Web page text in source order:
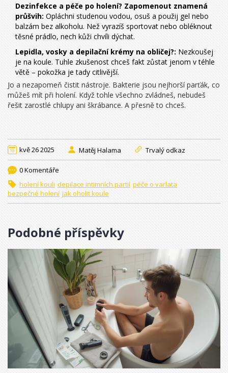
Dezinfekce a péče po holení? Zapomenout znamená
průšvih: Opláchni studenou vodou, osuš a použij gel nebo
balzám bez alkoholu. Než vyrazíš sportovat nebo obléknout
těsné prádlo, nech kůži chvíli dýchat.
Lepidla, vosky a depilační krémy na obličej?: Nezkoušej
je na koule. Tuhle zkušenost chceš fakt zůstat jenom v téhle
větě – pokožka je tady citlivější.
Jo a nezapomeň čistit nástroje. Bakterie jsou nejhorší parťák, co
můžeš mít při holení. Když tohle všechno zvládneš, nebudeš
řešit zarostlé chlupy ani škrábance. A přesně to chceš.
kvě 26 2025 Matěj Halama Trvalý odkaz
0 Komentáře
holení kouli depilace intimních partií péče o varlata
bezpečné holení jak oholit koule
Podobné příspěvky